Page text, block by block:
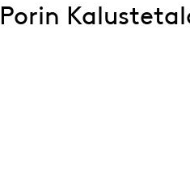
Porin